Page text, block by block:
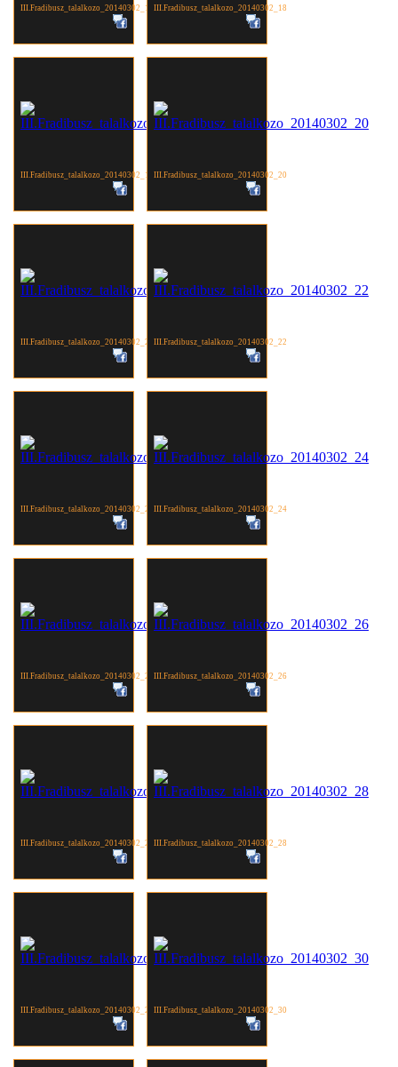
III.Fradibusz_talalkozo_20140302_17 III.Fradibusz_talalkozo_20140302_18
III.Fradibusz_talalkozo_20140302_19 III.Fradibusz_talalkozo_20140302_20
III.Fradibusz_talalkozo_20140302_21 III.Fradibusz_talalkozo_20140302_22
III.Fradibusz_talalkozo_20140302_23 III.Fradibusz_talalkozo_20140302_24
III.Fradibusz_talalkozo_20140302_25 III.Fradibusz_talalkozo_20140302_26
III.Fradibusz_talalkozo_20140302_27 III.Fradibusz_talalkozo_20140302_28
III.Fradibusz_talalkozo_20140302_29 III.Fradibusz_talalkozo_20140302_30